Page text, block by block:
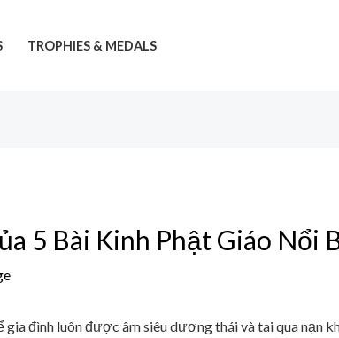
TROPHIES & MEDALS
5 Bài Kinh Phật Giáo Nổi
đình luôn được âm siêu dương thái và tai qua nạn